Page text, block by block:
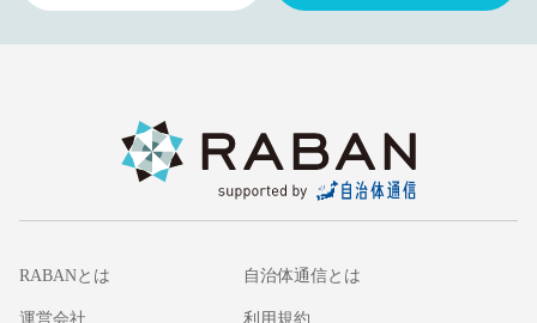
RABANとは 自治体通信とは
運営会社 利用規約